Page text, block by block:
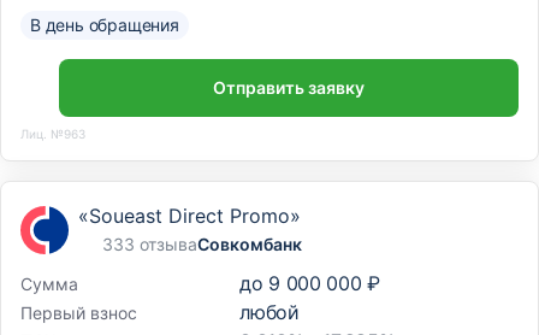
В день обращения
Отправить заявку
Лиц. №963
«Soueast Direct Promo»
333 отзываСовкомбанк
Сумма
до 9 000 000 ₽
Первый взнос любой